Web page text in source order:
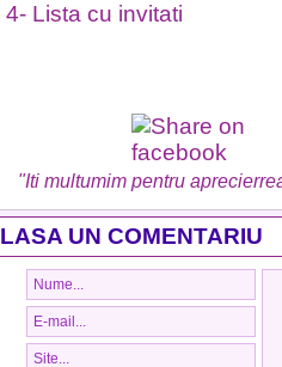
4- Lista cu invitati
"Iti multumim pentru
LASA UN COMENTARIU